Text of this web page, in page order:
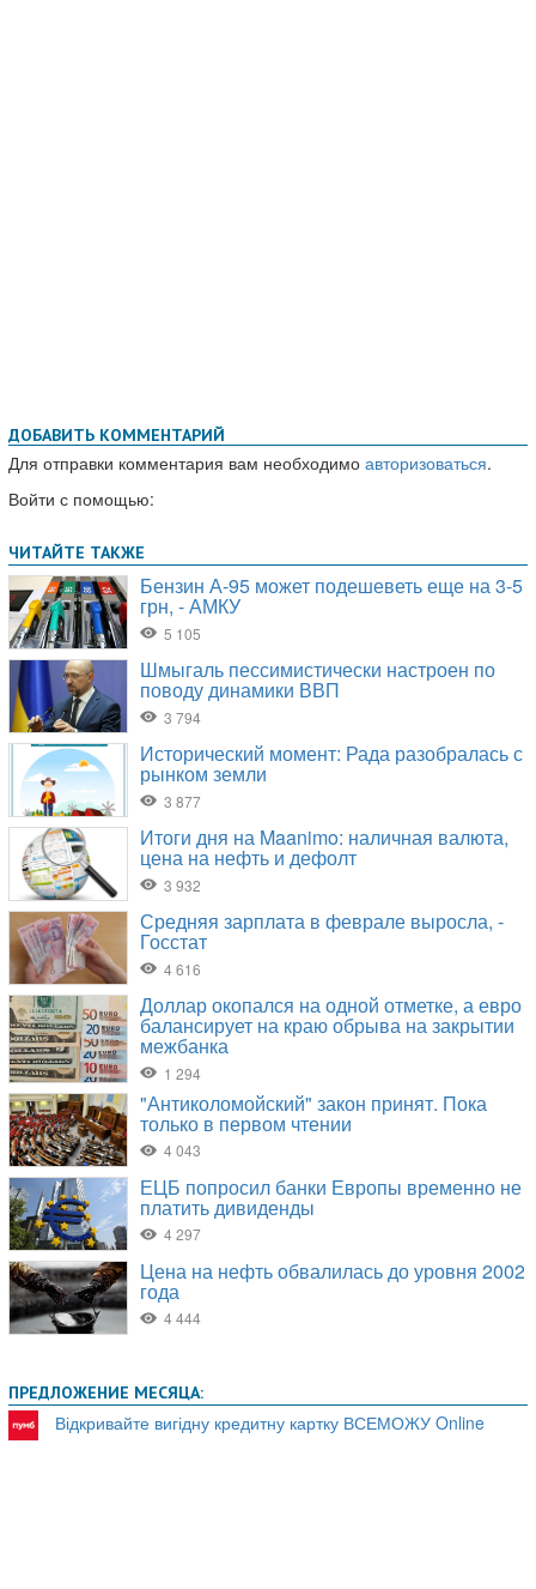
ДОБАВИТЬ КОММЕНТАРИЙ
Для отправки комментария вам необходимо авторизоваться.
Войти с помощью:
ПРЕДЛОЖЕНИЕ МЕСЯЦА:
Відкривайте вигідну кредитну картку ВСЕМОЖУ Online